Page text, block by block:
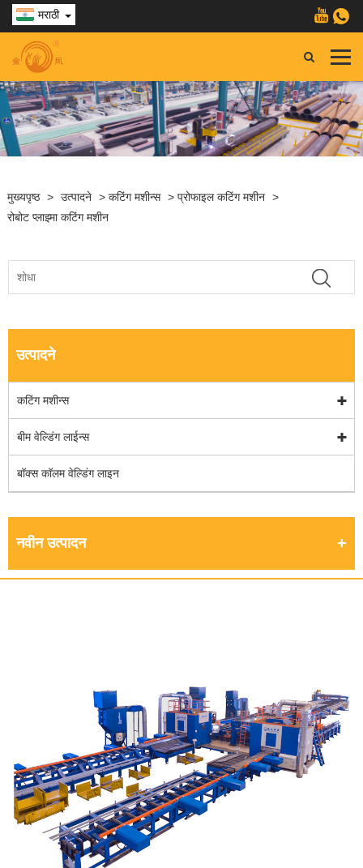
मराठी
मुख्यपृष्ठ > उत्पादने > कटिंग मशीन्स > प्रोफाइल कटिंग मशीन >
रोबोट प्लाझ्मा कटिंग मशीन
उत्पादने
कटिंग मशीन्स
बीम वेल्डिंग लाईन्स
बॉक्स कॉलम वेल्डिंग लाइन
नवीन उत्पादन